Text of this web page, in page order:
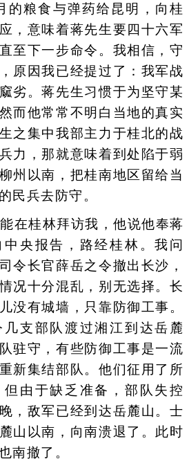
的粮食与弹药给昆明，向桂
，意味着蒋先生要四十六军
至下一步命令。我相信，守
原因我已经提过了：我军战
劣。蒋先生习惯于为坚守某
而他常常不明白当地的真实
之集中我部主力于桂北的战
力，那就意味着到处陷于弱
州以南，把桂南地区留给当
民兵去防守。
桂林拜访我，他说他奉蒋
央报告，路经桂林。我问
令长官薛岳之令撤出长沙，
况十分混乱，别无选择。长
没有城墙，只靠防御工事。
支部队渡过湘江到达岳麓
驻守，有些防御工事是一流
新集结部队。他们征用了所
由于缺乏准备，部队失控
，敌军已经到达岳麓山。士
山以南，向南溃退了。此时
南撤了。